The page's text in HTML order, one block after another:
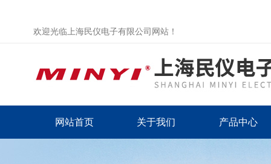
欢迎光临上海民仪电子有限公司网站！
网站首页 关于我们 产品中心